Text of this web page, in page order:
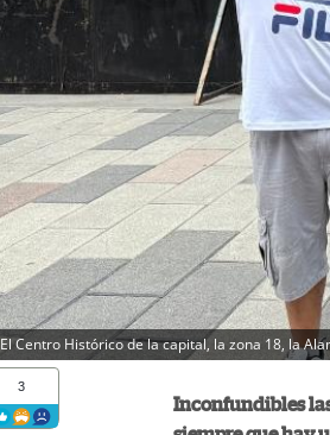
El Centro Histórico de la capital, la zona 18, la
3
Inconfundibles